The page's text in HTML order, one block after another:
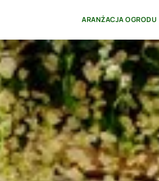
ARANŻACJA OGRODU